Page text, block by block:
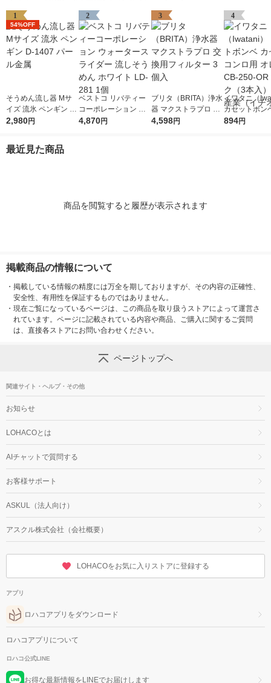
1
54%OFF
そうめん流し器 Mサ
イズ 流氷 ペンギン D-
1407 パール金属
2,980円
2
ベストコ リバティー
コーポレーション ウ
ォータースライダー
4,870円
3
ブリタ（BRITA）浄水
器 マクストラプロ 交
換用フィルター 3個入
4,598円
4
イワタニ（
カセットボン
ットコンロ用
894円
最近見た商品
商品を閲覧すると履歴が表示されます
掲載商品の情報について
・ 掲載している情報の精度には万全を期しておりますが、その内容の正確性、
安全性、有用性を保証するものではありません。
・ 現在ご覧になっているページは、この商品を取り扱うストアによって運営さ
れています。ページに記載されている内容や商品、ご購入に関するご質問
は、直接各ストアにお問い合わせください。
ページトップへ
関連サイト・ヘルプ・その他
お知らせ
LOHACOとは
AIチャットで質問する
お客様サポート
ASKUL（法人向け）
アスクル株式会社（会社概要）
LOHACOをお気に入りストアに登録する
アプリ
ロハコアプリをダウンロード
ロハコアプリについて
ロハコ公式LINE
お得な最新情報をLINEでお届けします